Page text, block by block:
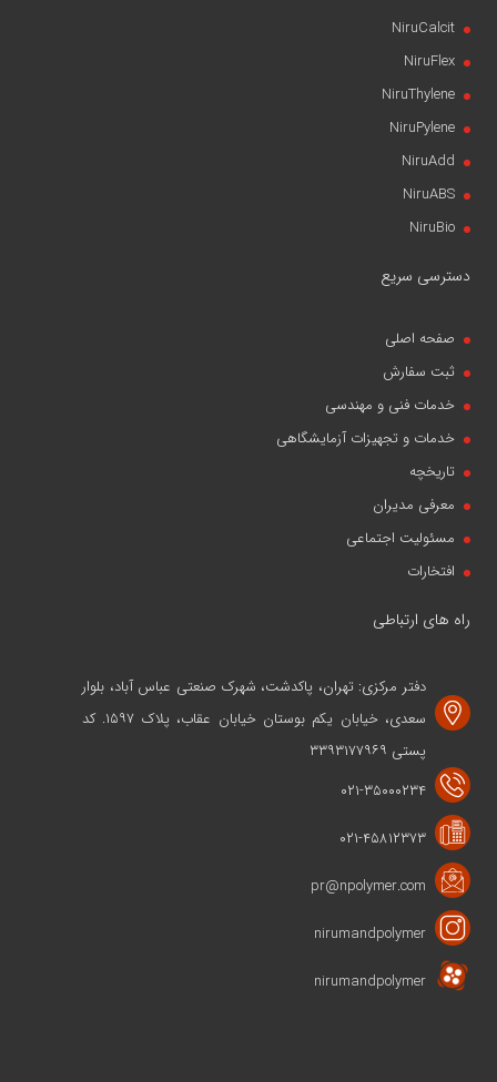
NiruCalcit
NiruFlex
NiruThylene
NiruPylene
NiruAdd
NiruABS
NiruBio
دسترسی سریع
صفحه اصلی
ثبت سفارش
خدمات فنی و مهندسی
خدمات و تجهیزات آزمایشگاهی
تاریخچه
معرفی مدیران
مسئولیت اجتماعی
افتخارات
راه های ارتباطی
دفتر مرکزی: تهران، پاکدشت، شهرک صنعتی عباس آباد، بلوار
سعدی، خیابان یکم بوستان خیابان عقاب، پلاک ۱۵۹۷. کد
پستی ۳۳۹۳۱۷۷۹۶۹
۰۲۱-۳۵۰۰۰۲۳۴
۰۲۱-۴۵۸۱۲۳۷۳
pr@npolymer.com
nirumandpolymer
nirumandpolymer